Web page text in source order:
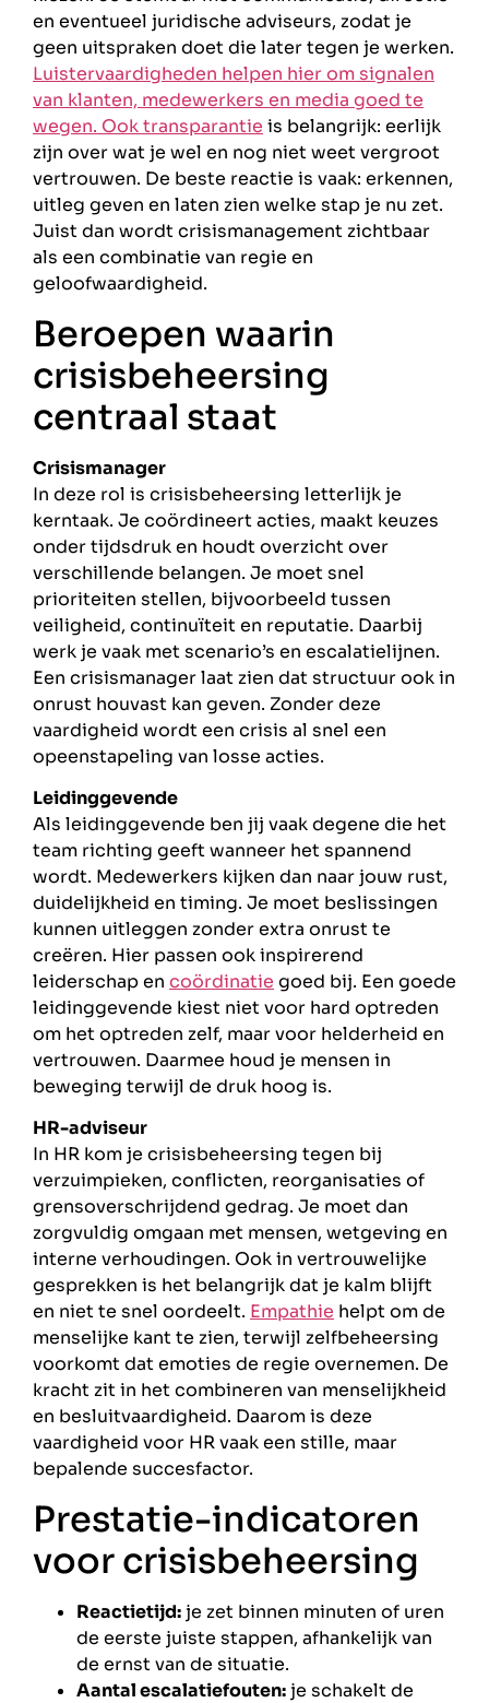
en eventueel juridische adviseurs, zodat je
geen uitspraken doet die later tegen je werken.
Luistervaardigheden helpen hier om signalen
van klanten, medewerkers en media goed te
wegen. Ooktransparantie is belangrijk: eerlijk
zijn over wat je wel en nog niet weet vergroot
vertrouwen. De beste reactie is vaak: erkennen,
uitleg geven en laten zien welke stap je nu zet.
Juist dan wordt crisismanagement zichtbaar
als een combinatie van regie en
geloofwaardigheid.
Beroepen waarin
crisisbeheersing
centraal staat
Crisismanager
In deze rol is crisisbeheersing letterlijk je
kerntaak. Je coördineert acties, maakt keuzes
onder tijdsdruk en houdt overzicht over
verschillende belangen. Je moet snel
prioriteiten stellen, bijvoorbeeld tussen
veiligheid, continuïteit en reputatie. Daarbij
werk je vaak met scenario’s en escalatielijnen.
Een crisismanager laat zien dat structuur ook in
onrust houvast kan geven. Zonder deze
vaardigheid wordt een crisis al snel een
opeenstapeling van losse acties.
Leidinggevende
Als leidinggevende ben jij vaak degene die het
team richting geeft wanneer het spannend
wordt. Medewerkers kijken dan naar jouw rust,
duidelijkheid en timing. Je moet beslissingen
kunnen uitleggen zonder extra onrust te
creëren. Hier passen ook inspirerend
leiderschap en coördinatie goed bij. Een goede
leidinggevende kiest niet voor hard optreden
om het optreden zelf, maar voor helderheid en
vertrouwen. Daarmee houd je mensen in
beweging terwijl de druk hoog is.
HR-adviseur
In HR kom je crisisbeheersing tegen bij
verzuimpieken, conflicten, reorganisaties of
grensoverschrijdend gedrag. Je moet dan
zorgvuldig omgaan met mensen, wetgeving en
interne verhoudingen. Ook in vertrouwelijke
gesprekken is het belangrijk dat je kalm blijft
en niet te snel oordeelt. Empathie helpt om de
menselijke kant te zien, terwijl zelfbeheersing
voorkomt dat emoties de regie overnemen. De
kracht zit in het combineren van menselijkheid
en besluitvaardigheid. Daarom is deze
vaardigheid voor HR vaak een stille, maar
bepalende succesfactor.
Prestatie-indicatoren
voor crisisbeheersing
Reactietijd:je zet binnen minuten of uren
de eerste juiste stappen, afhankelijk van
de ernst van de situatie.
Aantal escalatiefouten:je schakelt de